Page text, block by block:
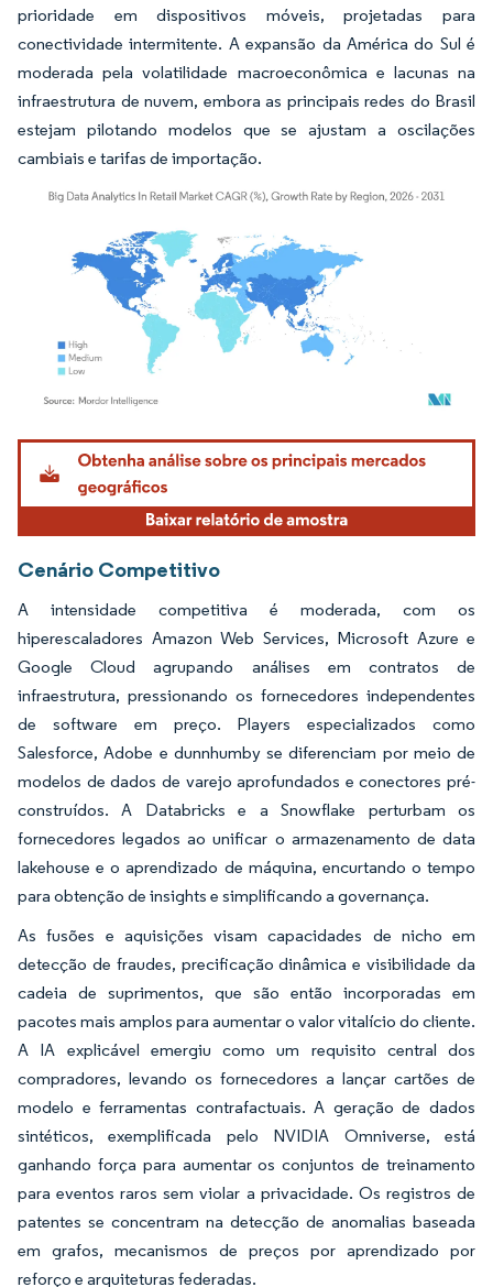
prioridade em dispositivos móveis, projetadas para
conectividade intermitente. A expansão da América do Sul é
moderada pela volatilidade macroeconômica e lacunas na
infraestrutura de nuvem, embora as principais redes do Brasil
estejam pilotando modelos que se ajustam a oscilações
cambiais e tarifas de importação.
Imagem © Mordor Intelligence. O reuso requer atribuição conforme CC BY 4.0.
Cenário Competitivo
A intensidade competitiva é moderada, com os
hiperescaladores Amazon Web Services, Microsoft Azure e
Google Cloud agrupando análises em contratos de
infraestrutura, pressionando os fornecedores independentes
de software em preço. Players especializados como
Salesforce, Adobe e dunnhumby se diferenciam por meio de
modelos de dados de varejo aprofundados e conectores pré-
construídos. A Databricks e a Snowflake perturbam os
fornecedores legados ao unificar o armazenamento de data
lakehouse e o aprendizado de máquina, encurtando o tempo
para obtenção de insights e simplificando a governança.
As fusões e aquisições visam capacidades de nicho em
detecção de fraudes, precificação dinâmica e visibilidade da
cadeia de suprimentos, que são então incorporadas em
pacotes mais amplos para aumentar o valor vitalício do cliente.
A IA explicável emergiu como um requisito central dos
compradores, levando os fornecedores a lançar cartões de
modelo e ferramentas contrafactuais. A geração de dados
sintéticos, exemplificada pelo NVIDIA Omniverse, está
ganhando força para aumentar os conjuntos de treinamento
para eventos raros sem violar a privacidade. Os registros de
patentes se concentram na detecção de anomalias baseada
em grafos, mecanismos de preços por aprendizado por
reforço e arquiteturas federadas.